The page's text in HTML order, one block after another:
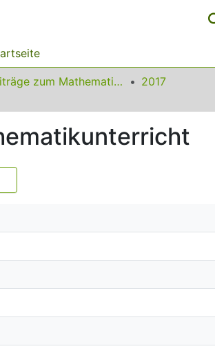
Beiträge zum Mathematikunterricht
2017